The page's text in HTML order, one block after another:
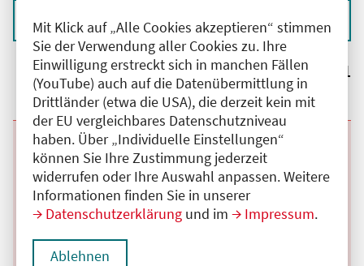
Mit Klick auf „Alle Cookies akzeptieren“ stimmen
Sie der Verwendung aller Cookies zu. Ihre
Einwilligung erstreckt sich in manchen Fällen
(YouTube) auch auf die Datenübermittlung in
Drittländer (etwa die USA), die derzeit kein mit
der EU vergleichbares Datenschutzniveau
haben. Über „Individuelle Einstellungen“
können Sie Ihre Zustimmung jederzeit
widerrufen oder Ihre Auswahl anpassen. Weitere
Informationen finden Sie in unserer
Datenschutzerklärung und im Impressum.
Ablehnen
Sortieren nach
Ergebnisse: 1
Beginn:
10.08.2026Ende und Anfangszeit:
-10.08.2026,08:45 Uhr
Veranstaltungstitel:
Morgenseminar: Klinische Falldemonstration
und Differenzialdiagnostik in der Neurologie
Veranstaltungsort:
Vivantes Klinikum Neukölln, Rudower Straße,
12351 Berlin
Kategorie:C
Fortbildungspunkte:
Details anzeigen